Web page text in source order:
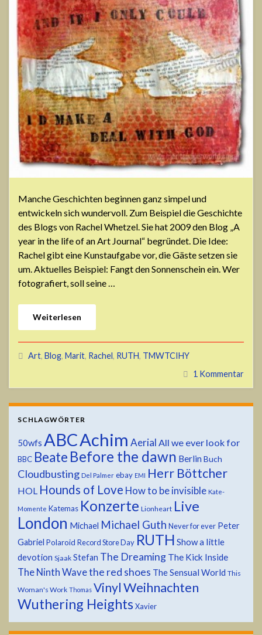
Manche Geschichten beginnen ganz simpel und
entwickeln sich wundervoll. Zum Beispiel die Geschichte
des Blogs von Rachel Whetzel. Sie hat 2009 den Blog „A
year in the life of an Art Journal“ begründet. Die Idee:
Rachel gibt eine Kunstaufgabe vor, die Gäste setzen sie
um. Aktuelles Beispiel: Fangt den Sonnenschein ein. Wer
fotografiert, soll seine …
Weiterlesen
Art, Blog, Marit, Rachel, RUTH, TMWTCIHY
1 Kommentar
SCHLAGWÖRTER
50wfs ABCAchim Aerial All we ever look for
BBC Beate Before the dawn Berlin Buch
Cloudbusting Del Palmer ebay EMI Herr Böttcher
HOL Hounds of Love How to be invisible Kate-
Momente Katemas Konzerte Lionheart Live
London Michael Michael Guth Never for ever Peter
Gabriel Polaroid Record Store Day RUTH Show a little
devotion Sjaak Stefan The Dreaming The Kick Inside
The Ninth Wavethe red shoes The Sensual World This
Woman's Work Thomas VinylWeihnachten
Wuthering Heights Xavier